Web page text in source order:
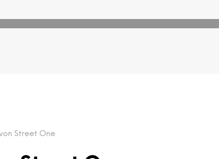
Street One